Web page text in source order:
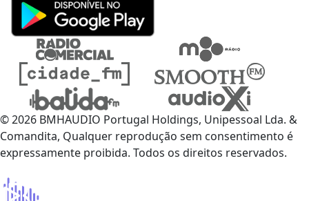
© 2026 BMHAUDIO Portugal Holdings, Unipessoal Lda. &
Comandita, Qualquer reprodução sem consentimento é
expressamente proibida. Todos os direitos reservados.